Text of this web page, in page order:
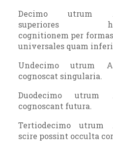
Decimo utrum
superiores
cognitionem per
universales quam
Undecimo utrum
cognoscat singularia.
Duodecimo utrum
cognoscant futura.
Tertiodecimo utrum
scire possint occulta